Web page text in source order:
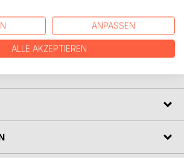
lädt dazu ein, innezuhalten,
sich neu von Worten des Glaubens
und zugleich eine Einladung, auch
ANPASSEN
ALLE AKZEPTIEREN